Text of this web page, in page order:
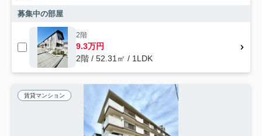
募集中の部屋
2階
9.3万円
2階 / 52.31㎡ / 1LDK
賃貸マンション